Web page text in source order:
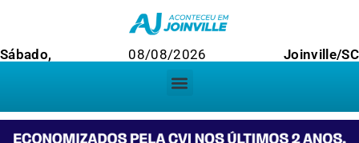
Sábado, 08/08/2026 Joinville/SC